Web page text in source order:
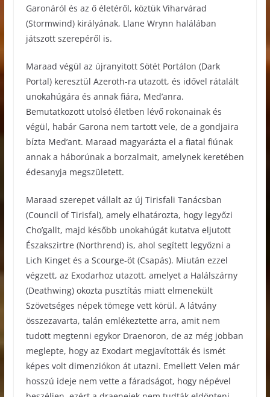
Garonáról és az ő életéről, köztük Viharvárad
(Stormwind) királyának, Llane Wrynn halálában
játszott szerepéről is.
Maraad végül az újranyitott Sötét Portálon (Dark
Portal) keresztül Azeroth-ra utazott, és idővel rátalált
unokahúgára és annak fiára, Med’anra.
Bemutatkozott utolsó életben lévő rokonainak és
végül, habár Garona nem tartott vele, de a gondjaira
bízta Med’ant. Maraad magyarázta el a fiatal fiúnak
annak a háborúnak a borzalmait, amelynek keretében
édesanyja megszületett.
Maraad szerepet vállalt az új Tirisfali Tanácsban
(Council of Tirisfal), amely elhatározta, hogy legyőzi
Cho’gallt, majd később unokahúgát kutatva eljutott
Északszirtre (Northrend) is, ahol segített legyőzni a
Lich Kinget és a Scourge-öt (Csapás). Miután ezzel
végzett, az Exodarhoz utazott, amelyet a Halálszárny
(Deathwing) okozta pusztítás miatt elmenekült
Szövetséges népek tömege vett körül. A látvány
összezavarta, talán emlékeztette arra, amit nem
tudott megtenni egykor Draenoron, de az még jobban
meglepte, hogy az Exodart megjavították és ismét
képes volt dimenziókon át utazni. Emellett Velen már
hosszú ideje nem vette a fáradságot, hogy népével